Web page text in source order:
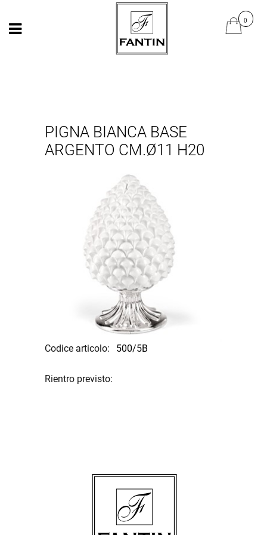
Open Open
PIGNA BIANCA BASE
ARGENTO CM.Ø11 H20
Codice articolo: 500/5B
Rientro previsto: